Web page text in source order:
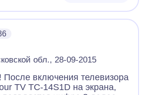
обл., 28-09-2015
После включения телевизора
TV TC-14S1D на экрана,